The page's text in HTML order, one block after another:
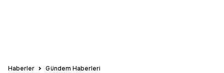
Haberler Gündem Haberleri